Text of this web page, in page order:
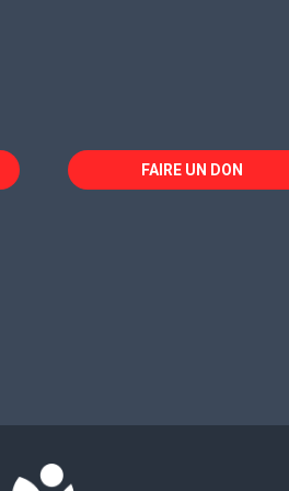
FAIRE UN DON